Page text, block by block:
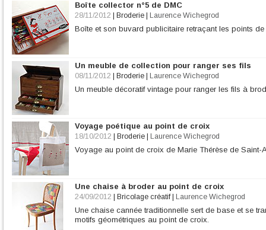
Boîte collector n°5 de DMC
28/11/2012 Broderie Laurence Wichegrod
Boîte et son buvard publicitaire retraçant les points de
Un meuble de collection pour ranger ses fils
08/11/2012 Broderie Laurence Wichegrod
Un meuble décoratif vintage pour ranger les fils à
Voyage poétique au point de croix
18/10/2012 Broderie Laurence Wichegrod
Voyage au point de croix de Marie Thérèse de Saint-
Une chaise à broder au point de croix
24/09/2012 Bricolage créatif| Laurence Wichegrod
Une chaise cannée traditionnelle sert de base et se
motifs géométriques au point de croix.